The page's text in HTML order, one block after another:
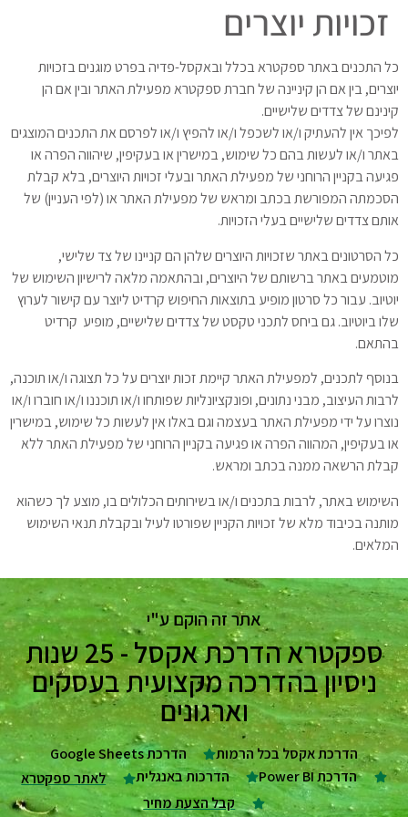
זכויות יוצרים
כל התכנים באתר ספקטרא בכלל ובאקסל-פדיה בפרט מוגנים בזכויות
יוצרים, בין אם הן קיניינה של חברת ספקטרא מפעילת האתר ובין אם הן
קינינם של צדדים שלישיים.
לפיכך אין להעתיק ו/או לשכפל ו/או להפיץ ו/או לפרסם את התכנים המוצגים
באתר ו/או לעשות בהם כל שימוש, במישרין או בעקיפין, שיהווה הפרה או
פגיעה בקניין הרוחני של מפעילת האתר ובעלי זכויות היוצרים, בלא קבלת
הסכמתה המפורשת בכתב ומראש של מפעילת האתר או (לפי העניין) של
אותם צדדים שלישיים בעלי הזכויות.
כל הסרטונים באתר שזכויות היוצרים שלהן הם קניינו של צד שלישי,
מוטמעים באתר ברשותם של היוצרים, ובהתאמה מלאה לרישיון השימוש של
יוטיוב. עבור כל סרטון מופיע בתוצאות החיפוש קרדיט ליוצר עם קישור לערוץ
שלו ביוטיוב. גם ביחס לתכני טקסט של צדדים שלישיים, מופיע קרדיט
בהתאם.
בנוסף לתכנים, למפעילת האתר קיימת זכות יוצרים על כל תצוגה ו/או תוכנה,
לרבות העיצוב, מבני נתונים, ופונקציונליות שפותחו ו/או תוכננו ו/או חוברו ו/או
נוצרו על ידי מפעילת האתר בעצמה וגם באלו אין לעשות כל שימוש, במישרין
או בעקיפין, המהווה הפרה או פגיעה בקניין הרוחני של מפעילת האתר ללא
קבלת הרשאה ממנה בכתב ומראש.
השימוש באתר, לרבות בתכנים ו/או בשירותים הכלולים בו, מוצע לך כשהוא
מותנה בכיבוד מלא של זכויות הקניין שפורטו לעיל ובקבלת תנאי השימוש
המלאים.
אתר זה הוקם ע"י
ספקטרא הדרכת אקסל - 25 שנות
ניסיון בהדרכה מקצועית בעסקים
וארגונים
הדרכת אקסל בכל הרמות
הדרכת Google Sheets
הדרכת Power BI
הדרכות באנגלית
לאתר ספקטרא
קבל הצעת מחיר